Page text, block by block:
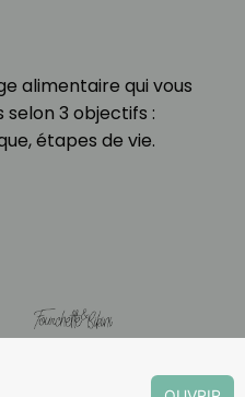
alimentaire qui vous
3 objectifs :
étapes de vie.